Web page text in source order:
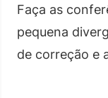
Faça as
pequena
de correção e